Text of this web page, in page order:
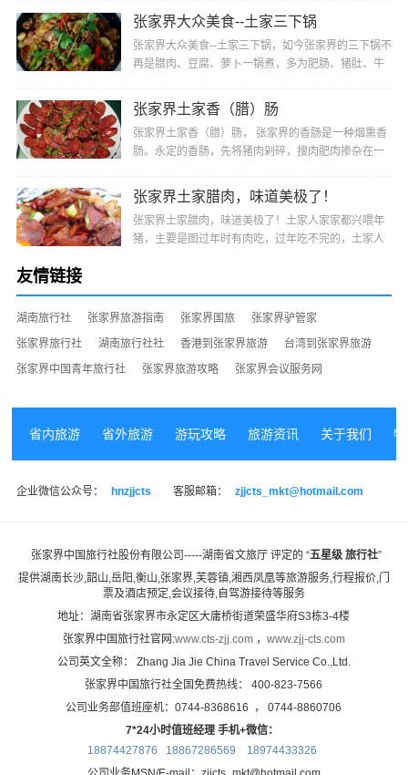
肠、···
张家界大众美食--土家三下锅
张家界大众美食--土家三下锅，如今张家界的三下锅不
再是腊肉、豆腐、萝卜一锅煮，多为肥肠、猪肚、牛
···
张家界土家香（腊）肠
张家界土家香（腊）肠， 张家界的香肠是一种烟熏香
肠。永定的香肠，先将猪肉剁碎，搜肉肥肉掺杂在一
搅···
张家界土家腊肉，味道美极了！
张家界土家腊肉，味道美极了！土家人家家都兴喂年
猪，主要是图过年时有肉吃，过年吃不完的，土家人
友情链接
湖南旅行社 张家界旅游指南 张家界国旅
张家界驴管家
张家界旅行社
湖南旅行社社 香港到张家界旅游
台湾到张家界旅游
张家界中国青年旅行社
张家界旅游攻略 张家界会议服务网
省内旅游 省外旅游 游玩攻略 旅游资讯 关于我们
企业微信公众号： hnzjjcts 客服邮箱： zjjcts_mkt@hotmail.com
张家界中国旅行社股份有限公司-----湖南省文旅厅 评定的 “五星级 旅行社”
提供湖南长沙,韶山,岳阳,衡山,张家界,芙蓉镇,湘西凤凰等旅游服务,行程报价,门
票及酒店预定,会议接待,自驾游接待等服务
地址：湖南省张家界市永定区大庸桥街道荣盛华府S3栋3-4楼
张家界中国旅行社官网:www.cts-zjj.com， www.zjj-cts.com
公司英文全称： Zhang Jia Jie China Travel Service Co.,Ltd.
张家界中国旅行社全国免费热线： 400-823-7566
公司业务部值班座机：0744-8368616 ， 0744-8860706
7*24小时值班经理 手机+微信：
18874427876 18867286569 18974433326